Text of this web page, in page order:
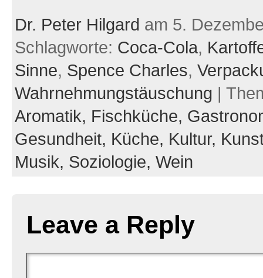
Dr. Peter Hilgard am 5.
Schlagworte: Coca-Cola,
Sinne, Spence Charles,
Wahrnehmungstäuschung |
Aromatik, Fischküche,
Gesundheit, Küche, Kultur,
Musik, Soziologie, Wein
Leave a Reply